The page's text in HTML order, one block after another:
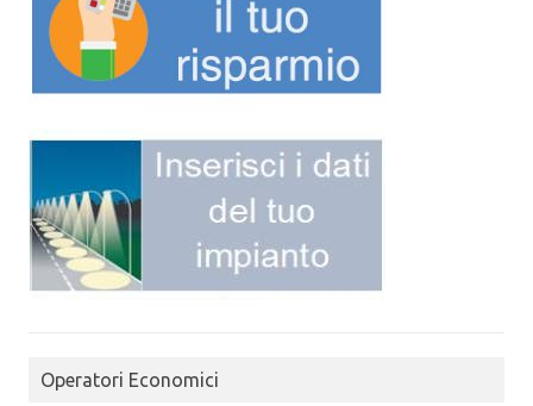
Operatori Economici